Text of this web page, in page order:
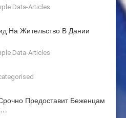
Data-Articles
На Жительство В Дании
Data-Articles
Предоставит Беженцам